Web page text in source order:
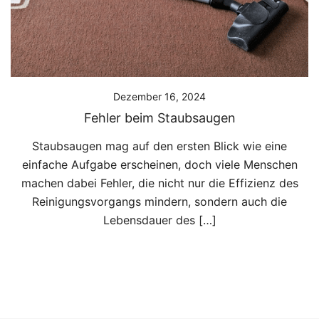
Dezember 16, 2024
Fehler beim Staubsaugen
Staubsaugen mag auf den ersten Blick wie eine
einfache Aufgabe erscheinen, doch viele Menschen
machen dabei Fehler, die nicht nur die Effizienz des
Reinigungsvorgangs mindern, sondern auch die
Lebensdauer des […]